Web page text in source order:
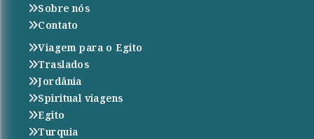
Sobre nós
Contato
Viagem para o Egito
Traslados
Jordânia
Spiritual viagens
Egito
Turquia